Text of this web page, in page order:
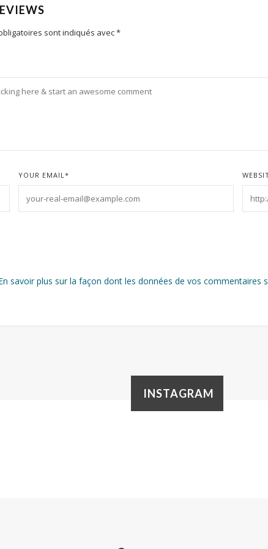
sont indiqués avec*
YOUR EMAIL*
savoir plus sur la façon dont les données de vos commentaires
INSTAGRAM